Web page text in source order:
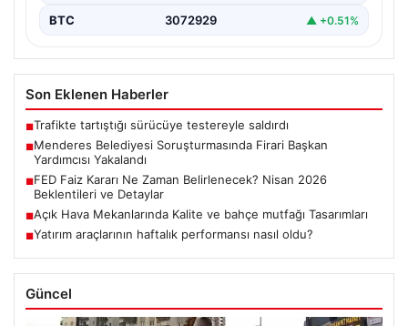
BTC 3072929 ▲ +0.51%
Son Eklenen Haberler
■Trafikte tartıştığı sürücüye testereyle saldırdı
■Menderes Belediyesi Soruşturmasında Firari Başkan
Yardımcısı Yakalandı
■FED Faiz Kararı Ne Zaman Belirlenecek? Nisan 2026
Beklentileri ve Detaylar
■Açık Hava Mekanlarında Kalite ve bahçe mutfağı Tasarımları
■Yatırım araçlarının haftalık performansı nasıl oldu?
Güncel